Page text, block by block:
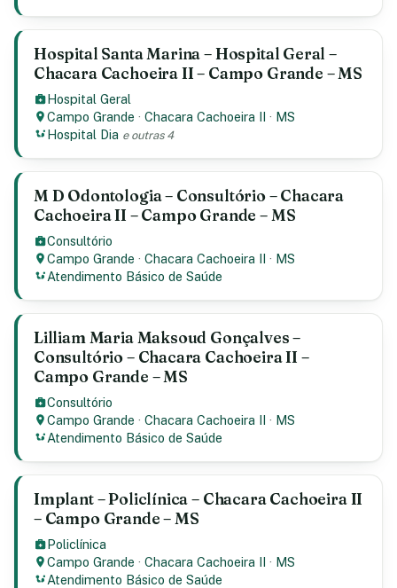
Hospital Santa Marina – Hospital Geral –
Chacara Cachoeira II – Campo Grande – MS
Hospital Geral
Campo Grande ·Chacara Cachoeira II · MS
Hospital Dia e outras 4
M D Odontologia – Consultório – Chacara
Cachoeira II – Campo Grande – MS
Consultório
Campo Grande ·Chacara Cachoeira II · MS
Atendimento Básico de Saúde
Lilliam Maria Maksoud Gonçalves –
Consultório – Chacara Cachoeira II –
Campo Grande – MS
Consultório
Campo Grande ·Chacara Cachoeira II · MS
Atendimento Básico de Saúde
Implant – Policlínica – Chacara Cachoeira II
– Campo Grande – MS
Policlínica
Campo Grande ·Chacara Cachoeira II · MS
Atendimento Básico de Saúde